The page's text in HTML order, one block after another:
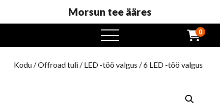
Morsun tee ääres
avatud
menüü
0
Kodu /Offroad tuli / LED -töö valgus / 6 LED -töö valgus